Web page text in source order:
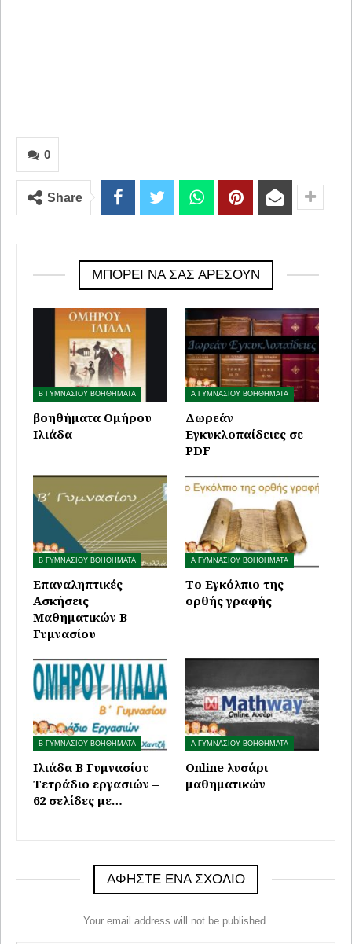
0
Share
ΜΠΟΡΕΊ ΝΑ ΣΑΣ ΑΡΈΣΟΥΝ
Β ΓΥΜΝΑΣΙΟΥ ΒΟΗΘΗΜΑΤΑ
βοηθήματα Ομήρου
Ιλιάδα
Α ΓΥΜΝΑΣΙΟΥ ΒΟΗΘΗΜΑΤΑ
Δωρεάν
Εγκυκλοπαίδειες σε
PDF
Β ΓΥΜΝΑΣΙΟΥ ΒΟΗΘΗΜΑΤΑ
Επαναληπτικές
Ασκήσεις
Μαθηματικών Β
Γυμνασίου
Α ΓΥΜΝΑΣΙΟΥ ΒΟΗΘΗΜΑΤΑ
Το Εγκόλπιο της
ορθής γραφής
Β ΓΥΜΝΑΣΙΟΥ ΒΟΗΘΗΜΑΤΑ
Ιλιάδα Β Γυμνασίου
Τετράδιο εργασιών –
62 σελίδες με…
Α ΓΥΜΝΑΣΙΟΥ ΒΟΗΘΗΜΑΤΑ
Online λυσάρι
μαθηματικών
ΑΦΉΣΤΕ ΈΝΑ ΣΧΌΛΙΟ
Your email address will not be published.